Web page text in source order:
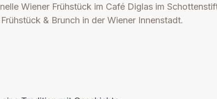
Wiener Frühstück im Café Diglas im
& Brunch in der Wiener Innenstadt.